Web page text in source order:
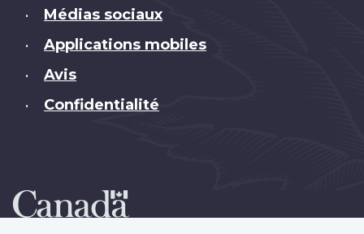
• Médias sociaux
• Applications mobiles
• Avis
• Confidentialité